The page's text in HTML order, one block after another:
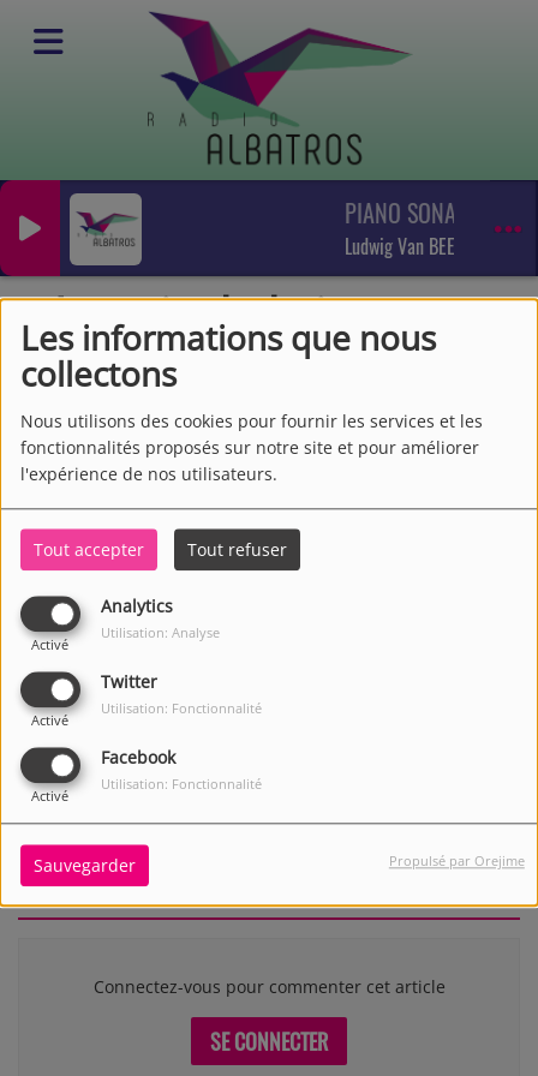
Les informations que nous
collectons
Nous utilisons des cookies pour fournir les services et les
fonctionnalités proposés sur notre site et pour améliorer
l'expérience de nos utilisateurs.
Tout accepter Tout refuser
Analytics
Activé
Utilisation: Analyse
Twitter
Activé
Utilisation: Fonctionnalité
Facebook
Activé
Utilisation: Fonctionnalité
Sauvegarder Propulsé par Orejime
PIANO SONATA N°4
Ludwig Van BEETHOVEN /
Emissions Emissions culturelles La voix du kaizen
La voix du kaizen
LUNDI, MERCREDI ET SAMEDI, DE 12:25 À 12:25
Commentaires(0)
Connectez-vous pour commenter cet article
SE CONNECTER